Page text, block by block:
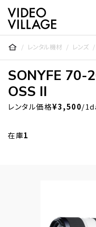
Video Village Inc.
レンタル機材 レンズ
SONYFE 70-
OSS II
レンタル価格¥3,500/
在庫1